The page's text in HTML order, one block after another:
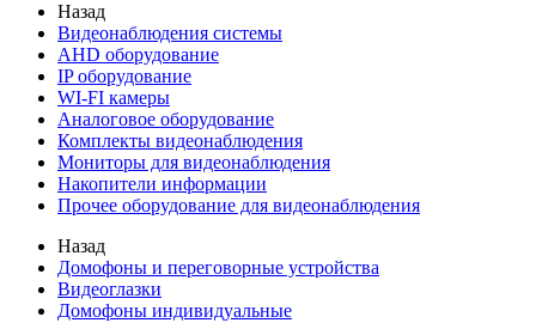
Назад
Видеонаблюдения cистемы
AHD оборудование
IP оборудование
WI-FI камеры
Аналоговое оборудование
Комплекты видеонаблюдения
Мониторы для видеонаблюдения
Накопители информации
Прочее оборудование для видеонаблюдения
Назад
Домофоны и переговорные устройства
Видеоглазки
Домофоны индивидуальные